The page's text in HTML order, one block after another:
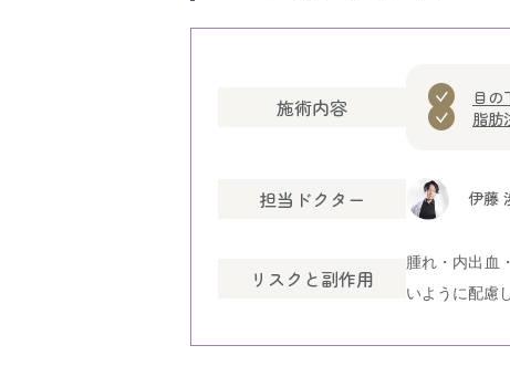
施術内容 目の
脂肪
担当ドクター 伊藤
リスクと副作用
腫れ・内出血
いように配慮